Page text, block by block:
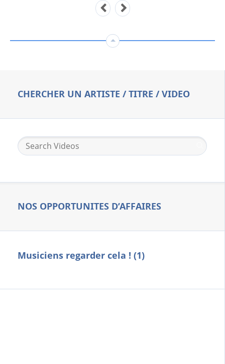
CHERCHER UN ARTISTE / TITRE / VIDEO
NOS OPPORTUNITES D’AFFAIRES
Musiciens regarder cela ! (1)